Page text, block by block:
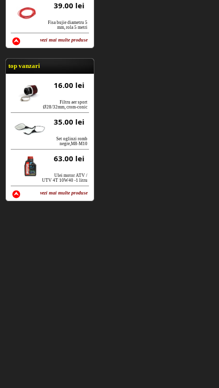
39.00 lei
Fisa bujie diametru 5
mm, rola 5 metri
vezi mai multe produse
vezi produse
top vanzari
16.00 lei
Filtru aer sport
Ø28/32mm, crom-conic
35.00 lei
Set oglinzi romb
negre,M8-M10
63.00 lei
Ulei motor ATV /
UTV 4T 10W40 -1 litru
vezi mai multe produse
vezi produse